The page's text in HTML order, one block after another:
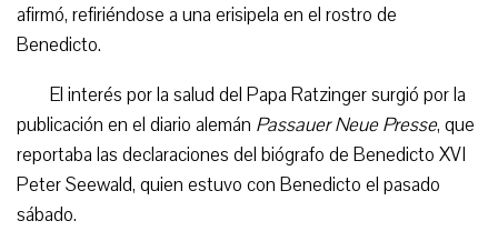
afirmó, refiriéndose a una erisipela en el rostro de
Benedicto.
El interés por la salud del Papa Ratzinger surgió por la
publicación en el diario alemán Passauer Neue Presse, que
reportaba las declaraciones del biógrafo de Benedicto XVI
Peter Seewald, quien estuvo con Benedicto el pasado
sábado.